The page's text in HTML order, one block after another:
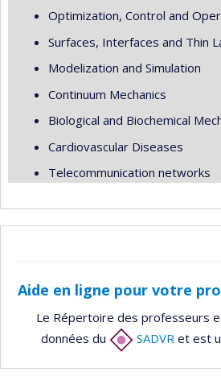
Optimization, Control and
Surfaces, Interfaces and Thin
Modelization and Simulation
Continuum Mechanics
Biological and Biochemical
Cardiovascular Diseases
Telecommunication networks
Aide en ligne pour votre
Le Répertoire des professeurs
données du
SADVR et est